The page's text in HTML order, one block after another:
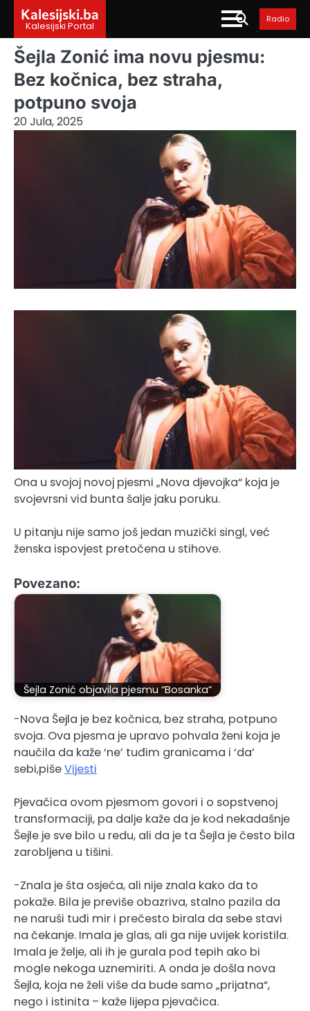
content
Kalesijski.ba
Kalesijski Portal
Radio
Šejla Zonić ima novu pjesmu:
Bez kočnica, bez straha,
potpuno svoja
20 Jula, 2025
Ona u svojoj novoj pjesmi „Nova djevojka“ koja je
svojevrsni vid bunta šalje jaku poruku.
U pitanju nije samo još jedan muzički singl, već
ženska ispovjest pretočena u stihove.
Povezano:
Šejla Zonić objavila pjesmu “Bosanka”
-Nova Šejla je bez kočnica, bez straha, potpuno
svoja. Ova pjesma je upravo pohvala ženi koja je
naučila da kaže ‘ne’ tuđim granicama i ‘da’
sebi,pišeVijesti
Pjevačica ovom pjesmom govori i o sopstvenoj
transformaciji, pa dalje kaže da je kod nekadašnje
Šejle je sve bilo u redu, ali da je ta Šejla je često bila
zarobljena u tišini.
-Znala je šta osjeća, ali nije znala kako da to
pokaže. Bila je previše obazriva, stalno pazila da
ne naruši tuđi mir i prečesto birala da sebe stavi
na čekanje. Imala je glas, ali ga nije uvijek koristila.
Imala je želje, ali ih je gurala pod tepih ako bi
mogle nekoga uznemiriti. A onda je došla nova
Šejla, koja ne želi više da bude samo „prijatna“,
nego i istinita – kaže lijepa pjevačica.